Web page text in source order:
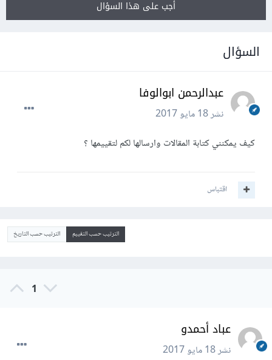
أجب على هذا السؤال
السؤال
عبدالرحمن ابوالوفا
نشر18 مايو 2017
كيف يمكنني كتابة المقالات وارسالها لكم لتقييمها ؟
اقتباس
الترتيب حسب التقييم الترتيب حسب التاريخ
1
عباد أحمدو
نشر18 مايو 2017